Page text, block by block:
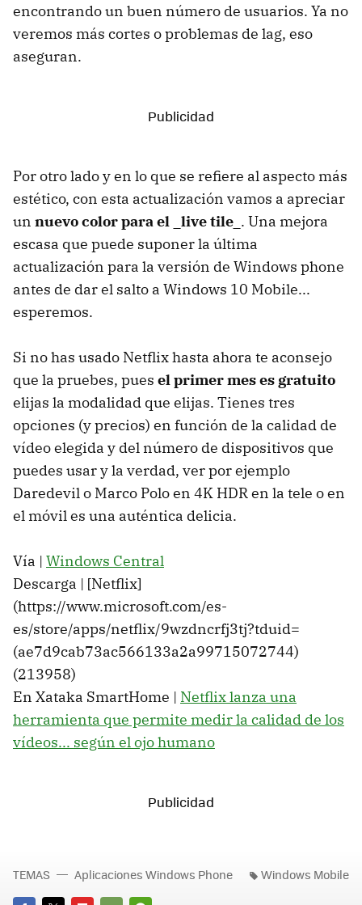
encontrando un buen número de usuarios. Ya no
veremos más cortes o problemas de lag, eso
aseguran.
Por otro lado y en lo que se refiere al aspecto más
estético, con esta actualización vamos a apreciar
un nuevo color para el _live tile_ . Una mejora
escasa que puede suponer la última
actualización para la versión de Windows phone
antes de dar el salto a Windows 10 Mobile...
esperemos.
Si no has usado Netflix hasta ahora te aconsejo
que la pruebes, pues el primer mes es gratuito
elijas la modalidad que elijas. Tienes tres
opciones (y precios) en función de la calidad de
vídeo elegida y del número de dispositivos que
puedes usar y la verdad, ver por ejemplo
Daredevil o Marco Polo en 4K HDR en la tele o en
el móvil es una auténtica delicia.
Vía | Windows Central
Descarga | [Netflix]
(https://www.microsoft.com/es-
es/store/apps/netflix/9wzdncrfj3tj?tduid=
(ae7d9cab73ac566133a2a99715072744)
(213958)
En Xataka SmartHome | Netflix lanza una
herramienta que permite medir la calidad de los
vídeos... según el ojo humano
TEMAS Aplicaciones Windows Phone Windows Mobile